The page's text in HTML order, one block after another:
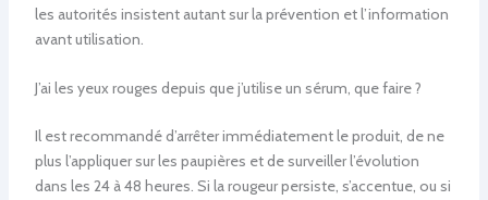
les autorités insistent autant sur la prévention et l’information
avant utilisation.
J’ai les yeux rouges depuis que j’utilise un sérum, que faire ?
Il est recommandé d’arrêter immédiatement le produit, de ne
plus l’appliquer sur les paupières et de surveiller l’évolution
dans les 24 à 48 heures. Si la rougeur persiste, s’accentue, ou si